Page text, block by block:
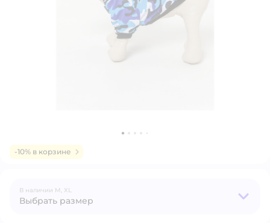
-10% в корзине
В наличии M, XL
Выбрать размер